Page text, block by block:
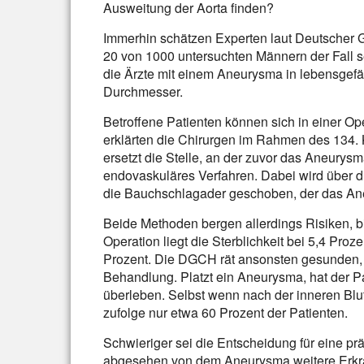
Ausweitung der Aorta finden?
Immerhin schätzen Experten laut
20 von 1000 untersuchten Männern der Fall
die Ärzte mit einem Aneurysma in
Durchmesser.
Betroffene Patienten können sich in einer
erklärten die Chirurgen im Rahmen des
ersetzt die Stelle, an der zuvor das
endovaskuläres Verfahren. Dabei wird über
die Bauchschlagader geschoben, der das
Beide Methoden bergen allerdings Risiken,
Operation liegt die Sterblichkeit bei 5,4
Prozent. Die DGCH rät ansonsten
Behandlung. Platzt ein Aneurysma, hat der
überleben. Selbst wenn nach der inneren
zufolge nur etwa 60 Prozent der Patienten.
Schwieriger sei die Entscheidung für eine